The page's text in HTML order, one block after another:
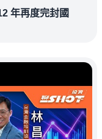
年再度完封國